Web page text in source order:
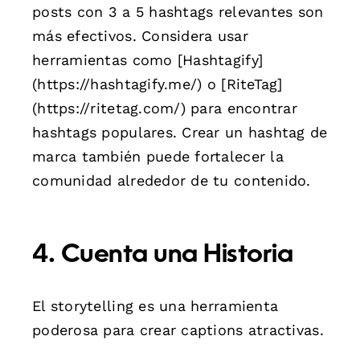
posts con 3 a 5 hashtags relevantes son
más efectivos. Considera usar
herramientas como [Hashtagify]
(https://hashtagify.me/) o [RiteTag]
(https://ritetag.com/) para encontrar
hashtags populares. Crear un hashtag de
marca también puede fortalecer la
comunidad alrededor de tu contenido.
4. Cuenta una Historia
El storytelling es una herramienta
poderosa para crear captions atractivas.